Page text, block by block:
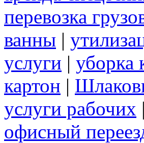
перевозка
ванны |
услуги | уборка
картон |
услуги рабочих |
офисный